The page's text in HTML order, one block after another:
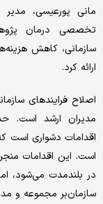
مانی پورعیسی،
تخصصی درمان
سازمانی، کاهش
ارائه کرد.
اصلاح فرایندهای
مدیران ارشد است.
اقدامات دشواری است
است. این اقدامات
در بلندمدت می‌شود،
سازمان‌بر مجموعه و